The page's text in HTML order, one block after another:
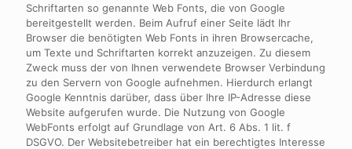
Schriftarten so genannte Web Fonts, die von Google
bereitgestellt werden. Beim Aufruf einer Seite lädt Ihr
Browser die benötigten Web Fonts in ihren Browsercache,
um Texte und Schriftarten korrekt anzuzeigen. Zu diesem
Zweck muss der von Ihnen verwendete Browser Verbindung
zu den Servern von Google aufnehmen. Hierdurch erlangt
Google Kenntnis darüber, dass über Ihre IP-Adresse diese
Website aufgerufen wurde. Die Nutzung von Google
WebFonts erfolgt auf Grundlage von Art. 6 Abs. 1 lit. f
DSGVO. Der Websitebetreiber hat ein berechtigtes Interesse